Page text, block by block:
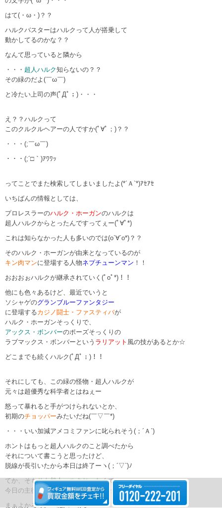
はて(・ω・)？？
ハルクバスターはハルクって人が搭乗して
動かしてるのかな？？
なんて思っていると隣から
・・・ 超人ハルク知らないの？？
その緑のだよ(￣ω￣)
と冷たい上司の声(ﾟДﾟ；)・・・
え？？ハルクって
このクルクルヘアーの人ですか(ﾟ∀ﾟ；)？？
・・・(;￣ω￣)
・・・(;´□｀)ｱﾜﾜｯ
ってことでまた検索してしまいましたよ(*´Ａ`*)ｱｾｱｾ
いちばんの情報としては、
プロレスラーのハルク・ホーガンのハルクは
超人ハルクからとったんですってぇー(ﾟ∀ﾟ*)
これは知らなかった人も多いのでは(o`∀´o*)？？
そのハルク・ホーガンが由来となっているのが
キン肉マンに登場する人物ネプチューンマン ！！
おおおぉハルクが継承されていく(ﾟoﾟ*)！！
他にも色々あるけど、最近でいうと
ソシャゲのグランブルーファンタジー
に登場するカジノ闘士・ファスティバが
ハルク・ホーガンそっくりで、
アックス・ボンバーのポーズそっくりの
ラブマックス・ボンバーという ラリアット 風の技があるとか☆
どこまでも続くハルク(ﾟДﾟ；)！！
それにしても、この緑の怪物・超人ハルクが
元々は超優秀な科学者とはねぇー
怒って暴れると手がつけられないとか、
初期のチョッパーみたいだね(￣▽￣*)
・・・いい加減アメコミファンに叱られそう(；´Ａ`)
ホントはもっと超人ハルクのこと調べたから
それについて書こうと思ったけど、
脱線が長引いたから本日は終了ーヽ(；´▽`)ﾉ
てか、そもそも超人ハルクじゃなくて
今日の主役はハルクバスターなんよね(ﾟωﾟ;)
まぁよかろう。 ね(´∀｀;)っ